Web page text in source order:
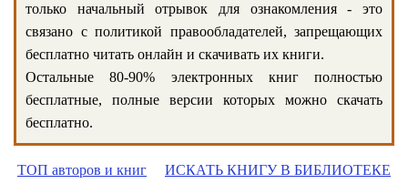
только начальный отрывок для ознакомления - это
связано с политикой правообладателей, запрещающих
бесплатно читать онлайн и скачивать их книги.
Остальные 80-90% электронных книг полностью
бесплатные, полные версии которых можно скачать
бесплатно.
ТОП авторов и книг ИСКАТЬ КНИГУ В БИБЛИОТЕКЕ